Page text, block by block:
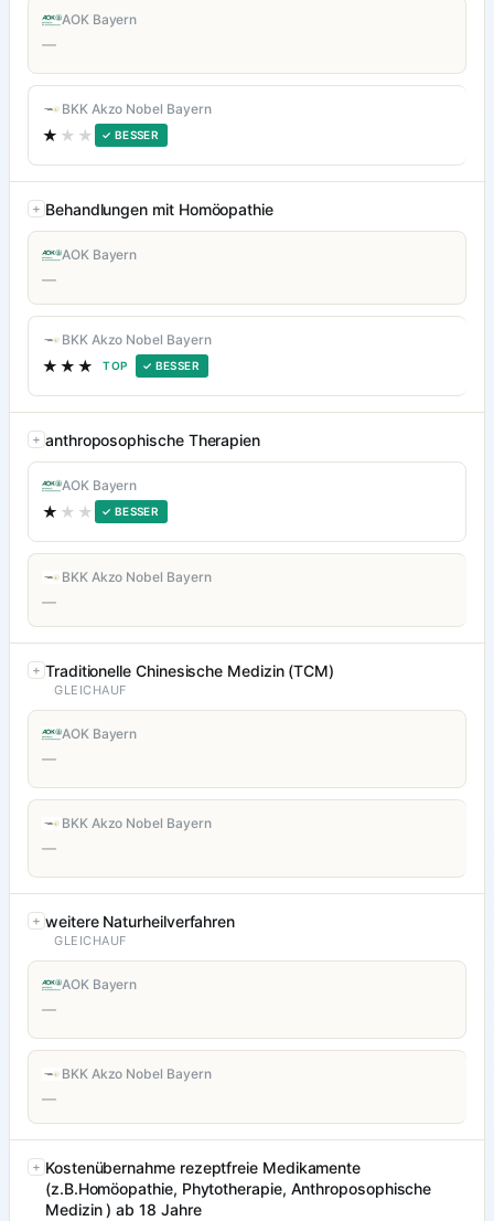
AOK Bayern
—
BKK Akzo Nobel Bayern
★ ★★ ✓ BESSER
Behandlungen mit Homöopathie
AOK Bayern
—
BKK Akzo Nobel Bayern
★★★ TOP ✓ BESSER
anthroposophische Therapien
AOK Bayern
★ ★★ ✓ BESSER
BKK Akzo Nobel Bayern
—
Traditionelle Chinesische Medizin (TCM)
GLEICHAUF
AOK Bayern
—
BKK Akzo Nobel Bayern
—
weitere Naturheilverfahren
GLEICHAUF
AOK Bayern
—
BKK Akzo Nobel Bayern
—
Kostenübernahme rezeptfreie Medikamente
(z.B.Homöopathie, Phytotherapie, Anthroposophische
Medizin ) ab 18 Jahre